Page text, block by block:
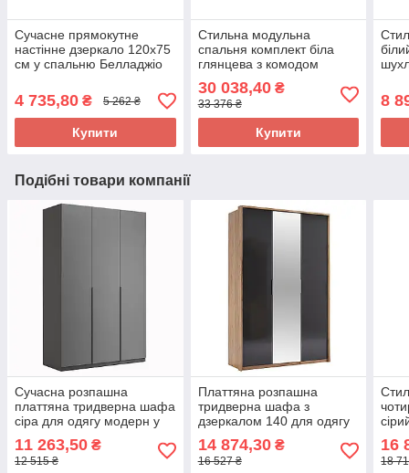
Сучасне прямокутне
настінне дзеркало 120х75
см у спальню Белладжіо
4 735,80 ₴ 5 262 ₴
Купити
Стильна модульна
спальня комплект біла
глянцева з комодом
Белладжіо Миро-Марк
30 038,40₴
33 376 ₴
Купити
8
Подібні товари компанії
Сучасна розпашна
платтяна тридверна шафа
сіра для одягу модерн у
Миро-Марк
11 263,50 ₴
12 515 ₴
Платтяна розпашна
тридверна шафа з
дзеркалом 140 для одягу
спальню ДСП Луна Миро-
Марк
14 874,30₴
16 527 ₴
16
18